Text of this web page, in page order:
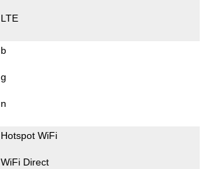
LTE
b
g
n
Hotspot WiFi
WiFi Direct